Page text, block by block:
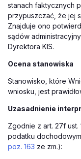
stanach faktycznych
przypuszczać, że jej
Znajduje ono
sądów
Dyrektora KIS.
Ocena stanowiska
Stanowisko, które
wniosku, jest
Uzasadnienie
Zgodnie z art. 27f ust.
podatku
poz. 163 ze zm.):